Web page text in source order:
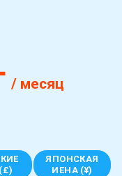
/ месяц
ЯПОНСКАЯ
ИЕНА (¥)